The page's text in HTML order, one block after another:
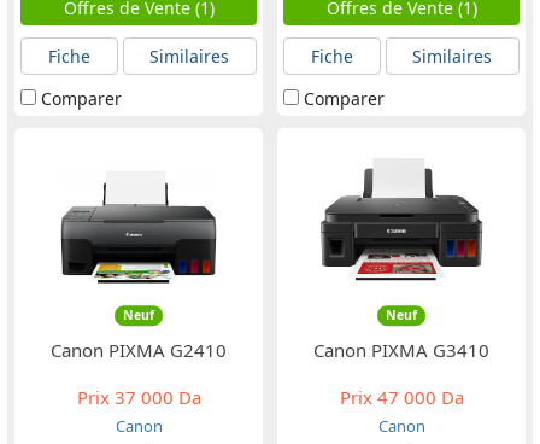
Offres de Vente (1)
Fiche
Similaires
Comparer
Offres de Vente (1)
Fiche
Similaires
Comparer
Neuf
Canon PIXMA G2410
Prix37 000 Da
Canon
Neuf
Canon PIXMA G3410
Prix47 000 Da
Canon